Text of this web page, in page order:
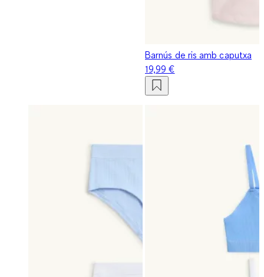
Barnús de ris amb caputxa
19,99 €